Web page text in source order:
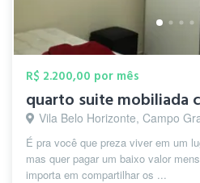
R$ 2.200,00 por mês
quarto suite mobiliada
Vila Belo Horizonte, Campo
É pra você que preza viver em um
mas quer pagar um baixo valor
importa em compartilhar os ...